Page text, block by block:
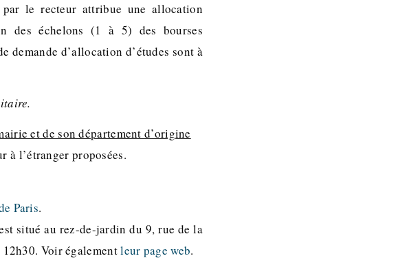
par le recteur attribue une allocation
des échelons (1 à 5) des bourses
demande d’allocation d’études sont à
et de son département d’origine
à l’étranger proposées.
Paris.
situé au rez-de-jardin du 9, rue de la
12h30. Voir égalementleur page web.